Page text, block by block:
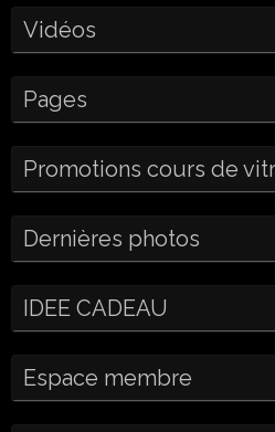
Vidéos
Pages
Promotions cours de
Dernières photos
IDEE CADEAU
Espace membre